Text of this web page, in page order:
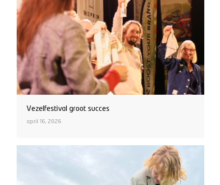
Vezelfestival groot succes
april 16, 2026